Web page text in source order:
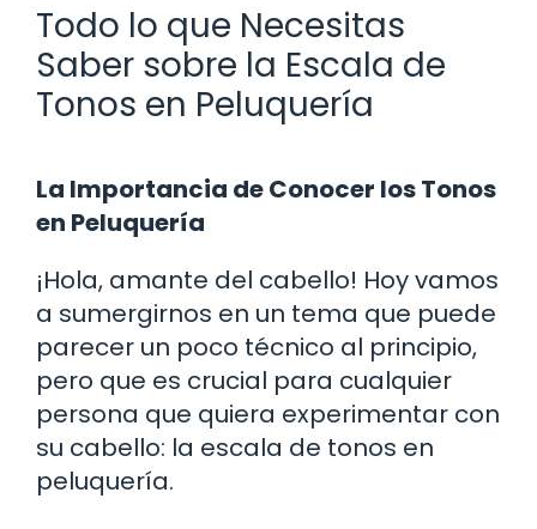
Todo lo que Necesitas
Saber sobre la Escala de
Tonos en Peluquería
La Importancia de Conocer los Tonos
en Peluquería
¡Hola, amante del cabello! Hoy vamos
a sumergirnos en un tema que puede
parecer un poco técnico al principio,
pero que es crucial para cualquier
persona que quiera experimentar con
su cabello: la escala de tonos en
peluquería.